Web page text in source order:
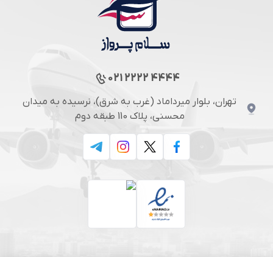
021 2222 4444
تهران، بلوار میرداماد (غرب به شرق)، نرسیده به میدان
محسنی، پلاک 110 طبقه دوم